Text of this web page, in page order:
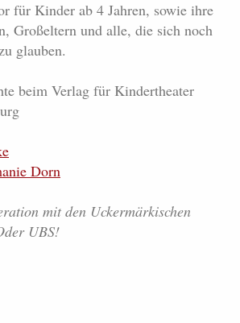
für Kinder ab 4 Jahren, sowie ihre
Großeltern und alle, die sich noch
glauben.
beim Verlag für Kindertheater
Dorn
mit den Uckermärkischen
UBS!